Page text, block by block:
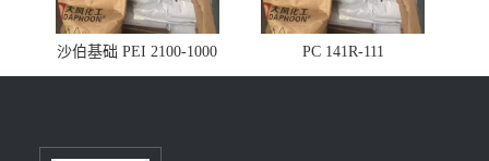
沙伯基础 PEI 2100-1000 PC 141R-111